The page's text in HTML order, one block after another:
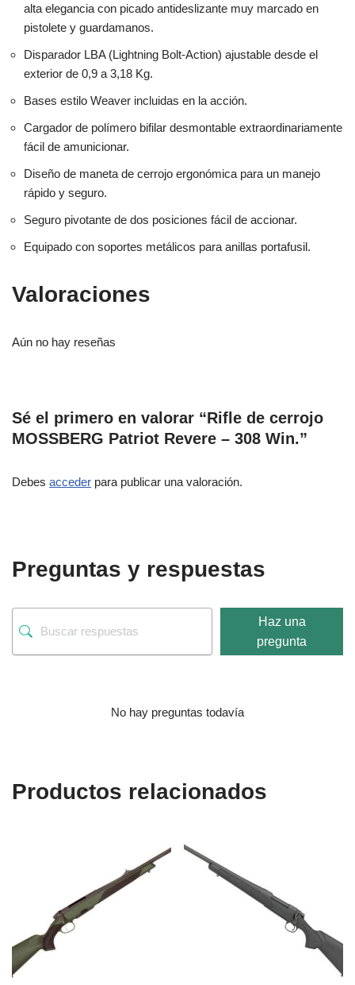
alta elegancia con picado antideslizante muy marcado en
pistolete y guardamanos.
Disparador LBA (Lightning Bolt-Action) ajustable desde el
exterior de 0,9 a 3,18 Kg.
Bases estilo Weaver incluidas en la acción.
Cargador de polímero bifilar desmontable extraordinariamente
fácil de amunicionar.
Diseño de maneta de cerrojo ergonómica para un manejo
rápido y seguro.
Seguro pivotante de dos posiciones fácil de accionar.
Equipado con soportes metálicos para anillas portafusil.
Valoraciones
Aún no hay reseñas
Sé el primero en valorar “Rifle de cerrojo
MOSSBERG Patriot Revere – 308 Win.”
Debes acceder para publicar una valoración.
Preguntas y respuestas
Haz una
pregunta
No hay preguntas todavía
Productos relacionados